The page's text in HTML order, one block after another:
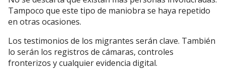
Tampoco que este tipo de maniobra se haya repetido
en otras ocasiones.
Los testimonios de los migrantes serán clave. También
lo serán los registros de cámaras, controles
fronterizos y cualquier evidencia digital.